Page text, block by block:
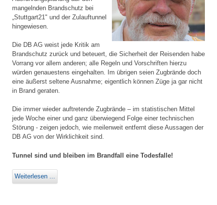
mangelnden Brandschutz bei
„Stuttgart21" und der Zulauftunnel
hingewiesen.
Die DB AG weist jede Kritik am
Brandschutz zurück und beteuert, die Sicherheit der Reisenden habe
Vorrang vor allem anderen; alle Regeln und Vorschriften hierzu
würden genauestens eingehalten. Im übrigen seien Zugbrände doch
eine äußerst seltene Ausnahme; eigentlich können Züge ja gar nicht
in Brand geraten.
Die immer wieder auftretende Zugbrände – im statistischen Mittel
jede Woche einer und ganz überwiegend Folge einer technischen
Störung - zeigen jedoch, wie meilenweit entfernt diese Aussagen der
DB AG von der Wirklichkeit sind.
Tunnel sind und bleiben im Brandfall eine Todesfalle!
Weiterlesen ...